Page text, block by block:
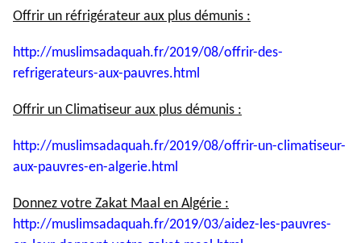
Offrir un réfrigérateur aux plus démunis :
http://muslimsadaquah.fr/2019/08/offrir-des-
refrigerateurs-aux-pauvres.html
Offrir un Climatiseur aux plus démunis :
http://muslimsadaquah.fr/2019/08/offrir-un-climatiseur-
aux-pauvres-en-algerie.html
Donnez votre Zakat Maal en Algérie :
http://muslimsadaquah.fr/2019/03/aidez-les-pauvres-